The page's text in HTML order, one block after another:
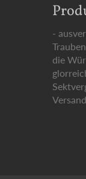
-
die